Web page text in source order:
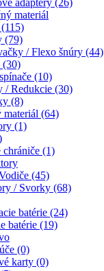
adaptéry (26)
materiál
(79)
/ Flexo šnúry (44)
(30)
(10)
/ Redukcie (30)
(8)
materiál (64)
(1)
chrániče (1)
(45)
/ Svorky (68)
batérie (24)
batérie (19)
(0)
karty (0)